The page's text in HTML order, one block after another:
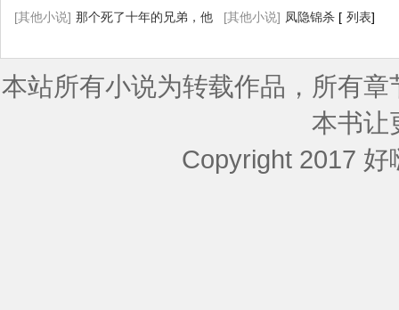
国[ 列表]
[其他小说] 那个死了十年的兄弟，他
[其他小说] 凤隐锦杀 [ 列表]
本站所有小说为转载作品，所有
本书让
Copyright 2017